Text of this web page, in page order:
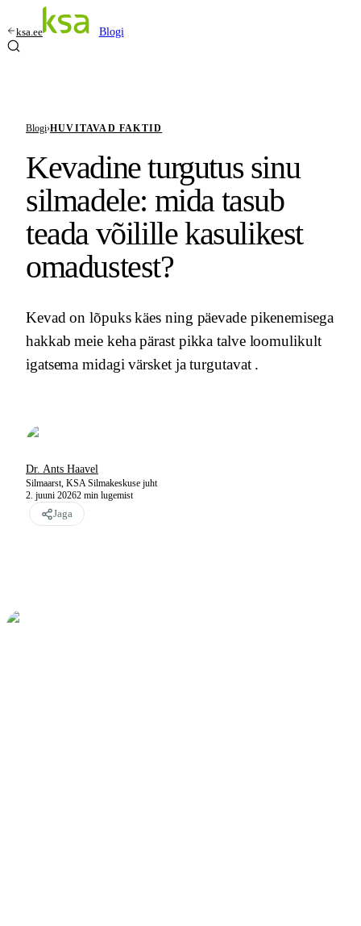
ksa.ee Blogi
Blogi›HUVITAVAD FAKTID
Kevadine turgutus sinu
silmadele: mida tasub
teada võilille kasulikest
omadustest?
Kevad on lõpuks käes ning päevade pikenemisega
hakkab meie keha pärast pikka talve loomulikult
igatsema midagi värsket ja turgutavat .
Dr. Ants Haavel
Silmaarst, KSA Silmakeskuse juht
2. juuni 20262 min lugemist
Jaga